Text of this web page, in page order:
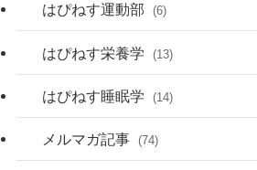
(1)
はぴねす運動部 (6)
はぴねす栄養学 (13)
はぴねす睡眠学 (14)
メルマガ記事 (74)